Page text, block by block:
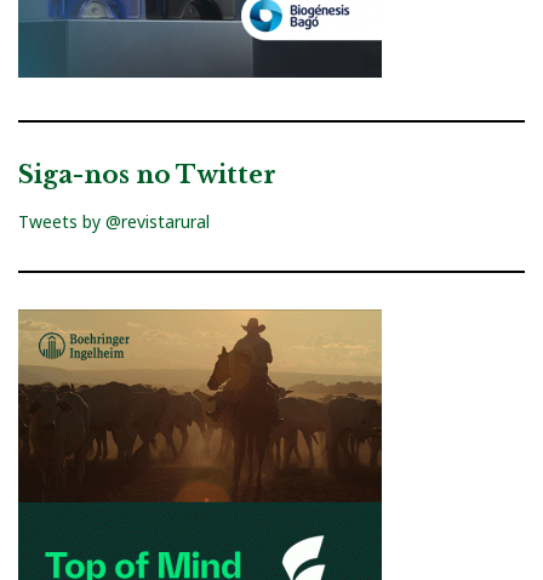
Siga-nos no Twitter
Tweets by @revistarural